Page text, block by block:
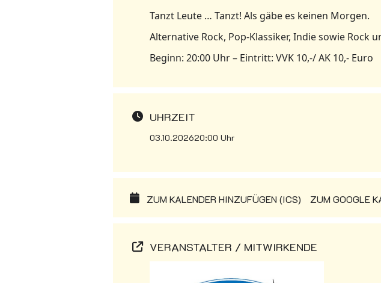
Tanzt Leute … Tanzt! Als gäbe es keinen Morgen.
Alternative Rock, Pop-Klassiker, Indie sowie Rock
Beginn: 20:00 Uhr – Eintritt: VVK 10,-/ AK 10,- Euro
UHRZEIT
03.10.202620:00 Uhr
ZUM KALENDER HINZUFÜGEN (ICS) ZUM GOOGLE
VERANSTALTER / MITWIRKENDE